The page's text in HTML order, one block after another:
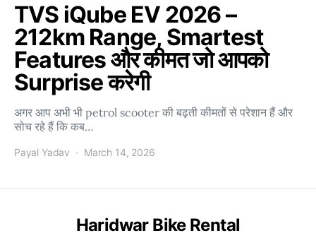
TVS iQube EV 2026 –
212km Range, Smartest
Features और कीमत जो आपको
Surprise करेगी
अगर आप अभी भी petrol scooter की बढ़ती कीमतों से परेशान हैं और
सोच रहे हैं कि कब…
Payal Yadav March 14, 2026
Haridwar Bike Rental